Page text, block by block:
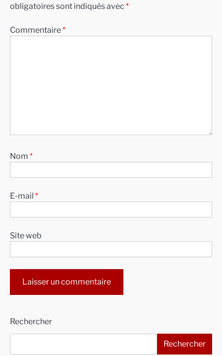
obligatoires sont indiqués avec *
Commentaire*
Nom *
E-mail *
Site web
Rechercher
Rechercher